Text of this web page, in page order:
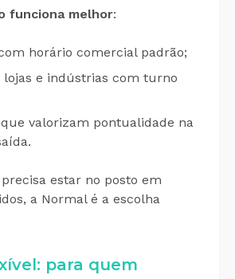
funciona melhor:
horário comercial padrão;
lojas e indústrias com turno
valorizam pontualidade na
estar no posto em
a Normal é a escolha
para quem